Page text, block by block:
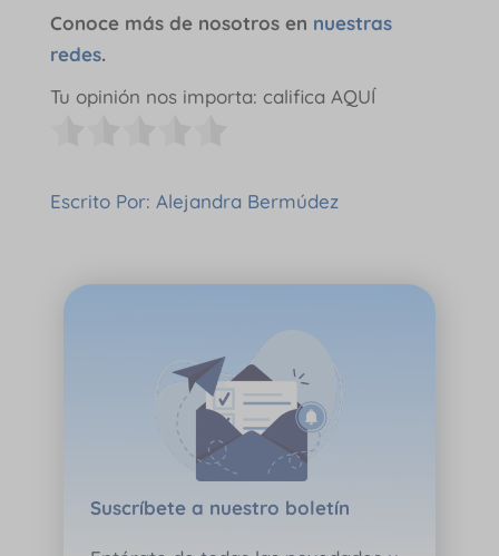
Conoce más de nosotros en nuestras
redes.
Tu opinión nos importa: califica AQUÍ
Escrito Por: Alejandra Bermúdez
Suscríbete a nuestro boletín